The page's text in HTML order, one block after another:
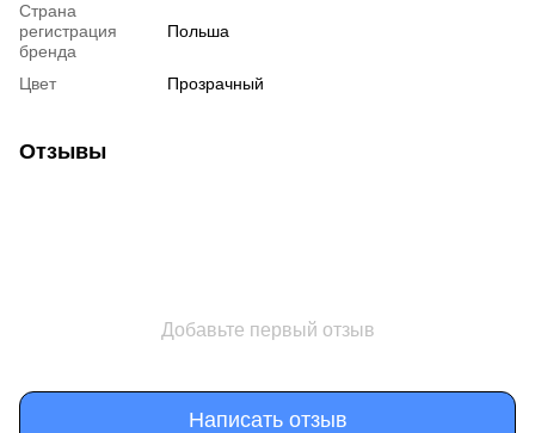
Страна
регистрация
бренда
Польша
Цвет Прозрачный
Отзывы
Добавьте первый отзыв
Написать отзыв